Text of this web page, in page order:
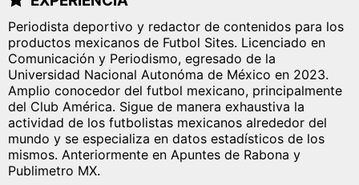
QUIENES SOMOS | STAFF CONTACTO |
ESCRIBE EN ÁGUILAS MONUMENTAL
América Monumental es una sección especial del
portal Bolavip.com con información destinada a los
fans del Club América.
Esta sección no tiene relación alguna con el club.
Para visitar el sitio oficial
Periodista deportivo y redactor de contenidos para los
productos mexicanos de Futbol Sites. Licenciado en
Comunicación y Periodismo, egresado de la
Universidad Nacional Autonóma de México en 2023.
Amplio conocedor del futbol mexicano, principalmente
del Club América. Sigue de manera exhaustiva la
actividad de los futbolistas mexicanos alrededor del
mundo y se especializa en datos estadísticos de los
mismos. Anteriormente en Apuntes de Rabona y
Publimetro MX.